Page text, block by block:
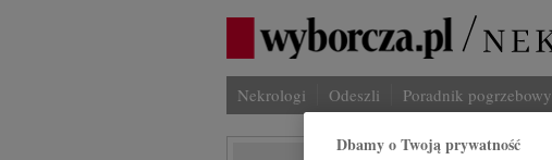
Nekrologi Odeszli Poradnik pogrzebowy
Dbamy o Twoją prywatność